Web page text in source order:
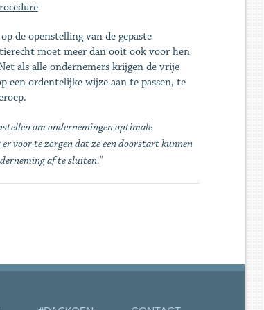
de openstelling van de gepaste
moet meer dan ooit ook voor hen
als alle ondernemers krijgen de vrije
een ordentelijke wijze aan te passen, te
om ondernemingen optimale
voor te zorgen dat ze een doorstart kunnen
af te sluiten.”